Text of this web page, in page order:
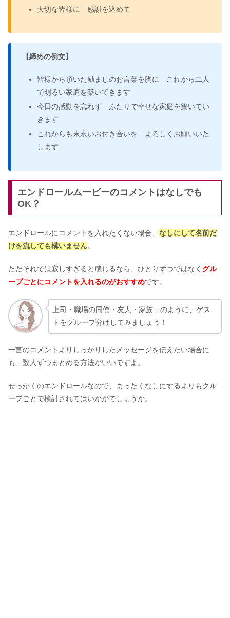
大切な皆様に 感謝を込めて
【締めの例文】
皆様から頂いた励ましのお言葉を胸に これから二人
で明るい家庭を築いてきます
今日の感動を忘れず ふたりで幸せな家庭を築いてい
きます
これからも末永いお付き合いを よろしくお願いいた
します
エンドロールムービーのコメントはなしでも
OK？
エンドロールにコメントを入れたくない場合、 なしにして名前だ
けを流しても構いません。
ただそれでは寂しすぎると感じるなら、ひとりずつではなく グル
ープごとにコメントを入れるのがおすすめです。
上司・職場の同僚・友人・家族…のように、ゲス
トをグループ分けしてみましょう！
一言のコメントよりしっかりしたメッセージを伝えたい場合に
も、数人ずつまとめる方法がいいですよ。
せっかくのエンドロールなので、まったくなしにするよりもグル
ープごとで検討されてはいかがでしょうか。